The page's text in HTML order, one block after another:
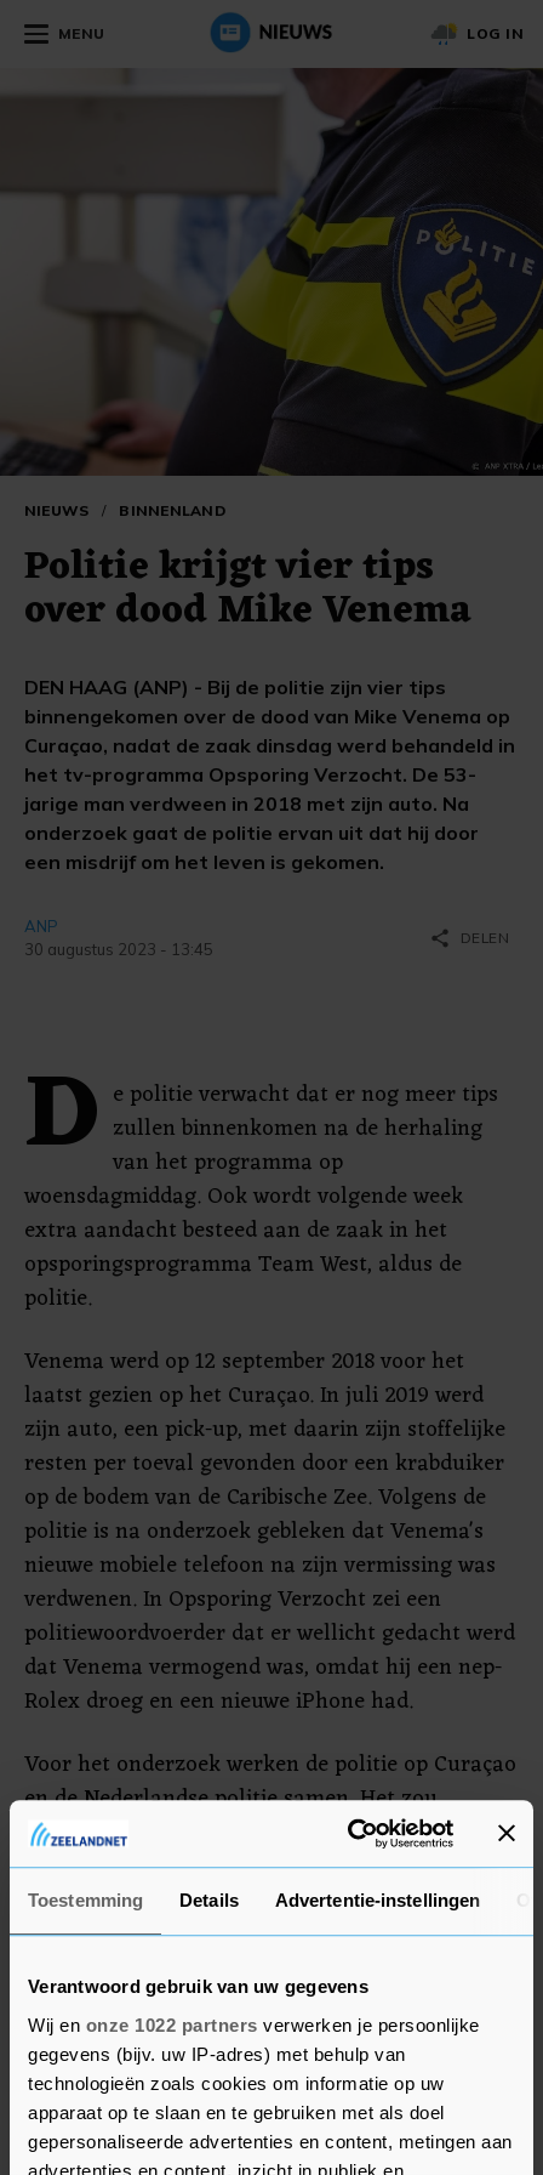
Toestemming Details Advertentie-instellingen
Verantwoord gebruik van uw gegevens
Wij en onze 1022 partners verwerken je persoonlijke
gegevens (bijv. uw IP-adres) met behulp van
technologieën zoals cookies om informatie op uw
apparaat op te slaan en te gebruiken met als doel
gepersonaliseerde advertenties en content, metingen aan
advertenties en content, inzicht in publiek en
MENU LOG IN
NIEUWS / BINNENLAND
Politie krijgt vier tips
over dood Mike Venema
DEN HAAG (ANP) - Bij de politie zijn vier tips
binnengekomen over de dood van Mike Venema op
Curaçao, nadat de zaak dinsdag werd behandeld in
het tv-programma Opsporing Verzocht. De 53-
jarige man verdween in 2018 met zijn auto. Na
onderzoek gaat de politie ervan uit dat hij door
een misdrijf om het leven is gekomen.
ANP
30 augustus 2023 - 13:45
share DELEN
D e politie verwacht dat er nog meer tips
zullen binnenkomen na de herhaling
van het programma op
woensdagmiddag. Ook wordt volgende week
extra aandacht besteed aan de zaak in het
opsporingsprogramma Team West, aldus de
politie.
Venema werd op 12 september 2018 voor het
laatst gezien op het Curaçao. In juli 2019 werd
zijn auto, een pick-up, met daarin zijn stoffelijke
resten per toeval gevonden door een krabduiker
op de bodem van de Caribische Zee. Volgens de
politie is na onderzoek gebleken dat Venema's
nieuwe mobiele telefoon na zijn vermissing was
verdwenen. In Opsporing Verzocht zei een
politiewoordvoerder dat er wellicht gedacht werd
dat Venema vermogend was, omdat hij een nep-
Rolex droeg en een nieuwe iPhone had.
Voor het onderzoek werken de politie op Curaçao
en de Nederlandse politie samen. Het zou
volgens de politie heel goed mogelijk zijn dat er
mensen in Nederland wonen die destijds op
Curaçao verbleven en iets over de zaak kunnen
vertellen. De Peter R. de Vries Foundation
voor de gouden tip over de dood van Mike
Venema.